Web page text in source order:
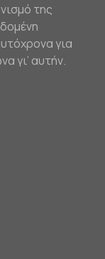
της
για
γι’ αυτήν.